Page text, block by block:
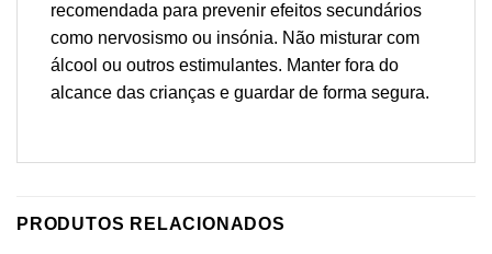
recomendada para prevenir efeitos secundários
como nervosismo ou insónia. Não misturar com
álcool ou outros estimulantes. Manter fora do
alcance das crianças e guardar de forma segura.
PRODUTOS RELACIONADOS